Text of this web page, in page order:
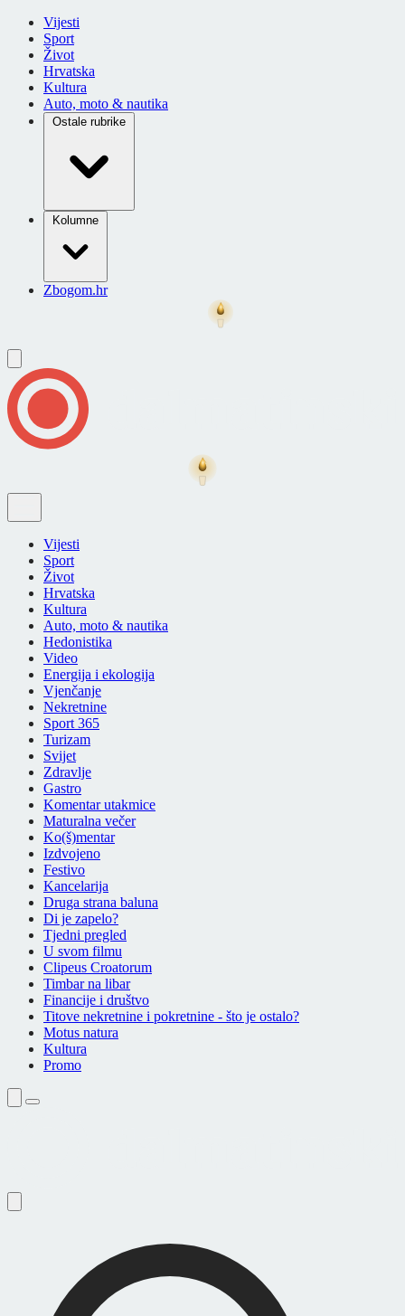
Vijesti
Sport
Život
Hrvatska
Kultura
Auto, moto & nautika
Ostale rubrike
Kolumne
Zbogom.hr
Vijesti
Sport
Život
Hrvatska
Kultura
Auto, moto & nautika
Hedonistika
Video
Energija i ekologija
Vjenčanje
Nekretnine
Sport 365
Turizam
Svijet
Zdravlje
Gastro
Komentar utakmice
Maturalna večer
Ko(š)mentar
Izdvojeno
Festivo
Kancelarija
Druga strana baluna
Di je zapelo?
Tjedni pregled
U svom filmu
Clipeus Croatorum
Timbar na libar
Financije i društvo
Titove nekretnine i pokretnine - što je ostalo?
Motus natura
Kultura
Promo